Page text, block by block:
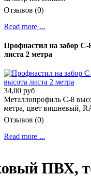
Отзывов (0)
Read more ...
Профнастил на забор С-
листа 2 метра
34,00 руб
Металлопрофиль C-8
метра, цвет вишневый,
Отзывов (0)
Read more ...
ПВХ,